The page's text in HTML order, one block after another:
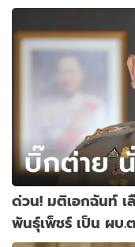
ด่วน! มติเอกฉันท์
พันธุ์เพ็ชร์ เป็น ผบ.